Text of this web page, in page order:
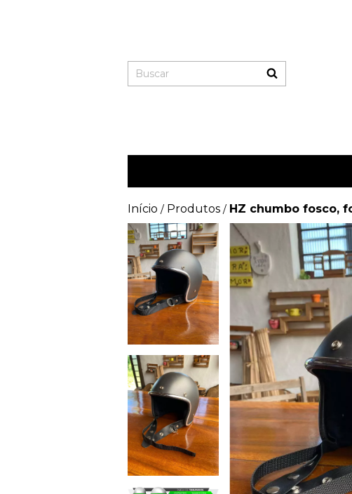
Início / Produtos / HZ chumbo fosco,